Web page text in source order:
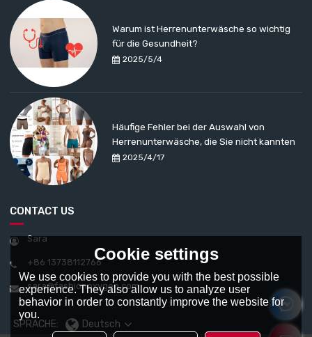
2025/5/4
Warum ist Herrenunterwäsche so wichtig
für die Gesundheit?
2025/4/17
Häufige Fehler bei der Auswahl von
Herrenunterwäsche, die Sie nicht kannten
CONTACT US
Sara
+86 13738112766
sara@fashionoxygen.com
SPRACHE: Deutsch
Cookie settings
We use cookies to provide you with the best possible
experience. They also allow us to analyze user
behavior in order to constantly improve the website for
you.